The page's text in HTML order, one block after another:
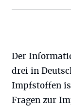
Der
drei in
Impfstoffen
Fragen zur